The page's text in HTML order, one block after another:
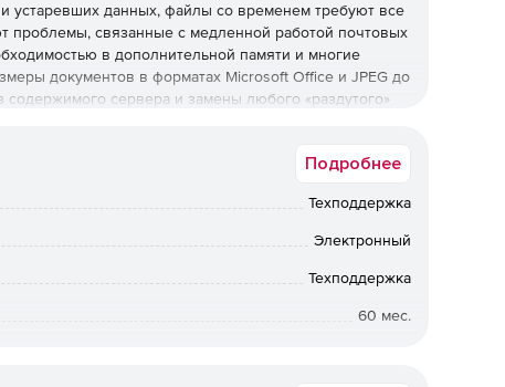
устаревших данных, файлы со временем требуют все
проблемы, связанные с медленной работой почтовых
в дополнительной памяти и многие
документов в форматах Microsoft Office и JPEG до
сервера и замены любого «раздутого»
оригинальные характеристики, целостностьПодробнее
Техподдержка
Электронный
Техподдержка
60 мес.